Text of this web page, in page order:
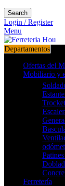
Search
Login / Register
Menu
Departamentos
Ofertas del
Mobiliario y
Ferretería